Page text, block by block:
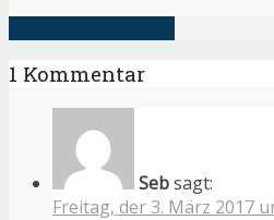
1 Kommentar
Sebsagt:
Freitag, der 3. März 2017